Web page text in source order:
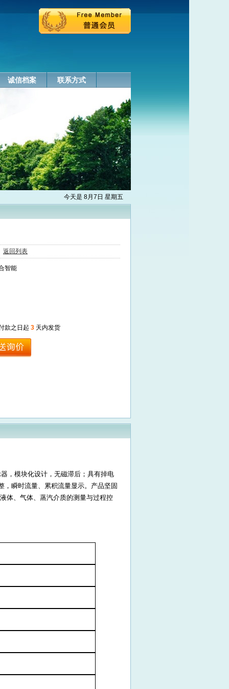
诚信档案 联系方式
今天是 8月7日 星期五
返回列表
智能
款之日起 3 天内发货
，模块化设计，无磁滞后；具有掉电
，瞬时流量、累积流量显示。产品坚固
体、气体、蒸汽介质的测量与过程控